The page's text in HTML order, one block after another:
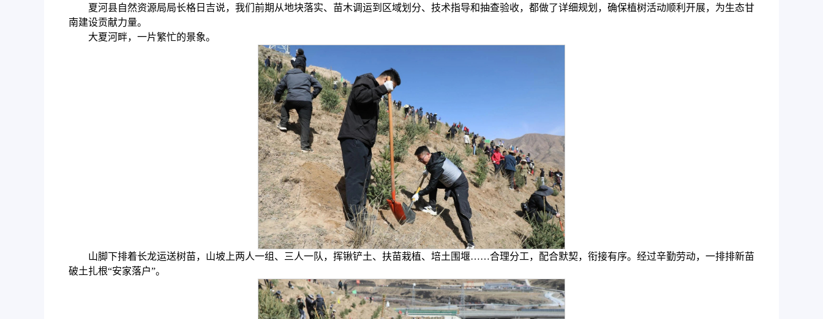
夏河县自然资源局局长格日吉说，我们前期从地块落实、苗木调运到区域划分、技术指导和抽查验收，都做了详细规划，确保植树活动顺利开展，为生态甘
南建设贡献力量。
大夏河畔，一片繁忙的景象。
山脚下排着长龙运送树苗，山坡上两人一组、三人一队，挥锹铲土、扶苗栽植、培土围堰……合理分工，配合默契，衔接有序。经过辛勤劳动，一排排新苗
破土扎根“安家落户”。